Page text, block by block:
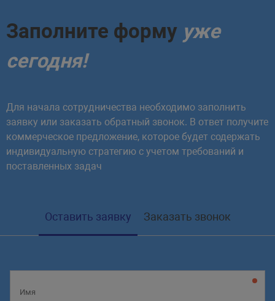
Заполните форму уже
сегодня!
Для начала сотрудничества необходимо заполнить
заявку или заказать обратный звонок. В ответ получите
коммерческое предложение, которое будет содержать
индивидуальную стратегию с учетом требований и
поставленных задач
Оставить заявку Заказать звонок